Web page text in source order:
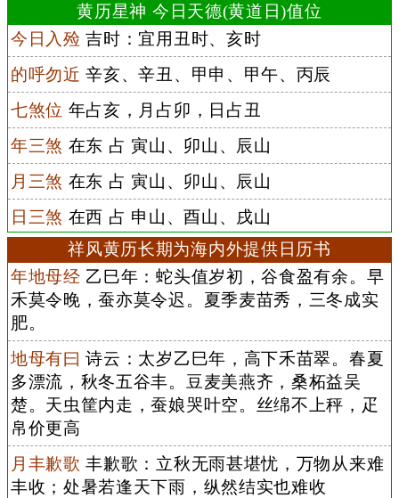
黄历星神 今日天德(黄道日)值位
今日入殓 吉时：宜用丑时、亥时
的呼勿近 辛亥、辛丑、甲申、甲午、丙辰
七煞位 年占亥，月占卯，日占丑
年三煞 在东 占 寅山、卯山、辰山
月三煞 在东 占 寅山、卯山、辰山
日三煞 在西 占 申山、酉山、戌山
祥风黄历长期为海内外提供日历书
年地母经 乙巳年：蛇头值岁初，谷食盈有余。早
禾莫令晚，蚕亦莫令迟。夏季麦苗秀，三冬成实
肥。
地母有曰 诗云：太岁乙巳年，高下禾苗翠。春夏
多漂流，秋冬五谷丰。豆麦美燕齐，桑柘益吴
楚。天虫筐内走，蚕娘哭叶空。丝绵不上秤，疋
帛价更高
月丰歉歌 丰歉歌：立秋无雨甚堪忧，万物从来难
丰收；处暑若逢天下雨，纵然结实也难收